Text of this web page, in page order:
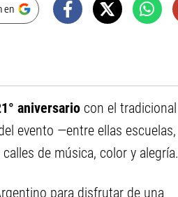
en
aniversario con el tradicional
evento —entre ellas escuelas,
de música, color y alegría.
para disfrutar de una